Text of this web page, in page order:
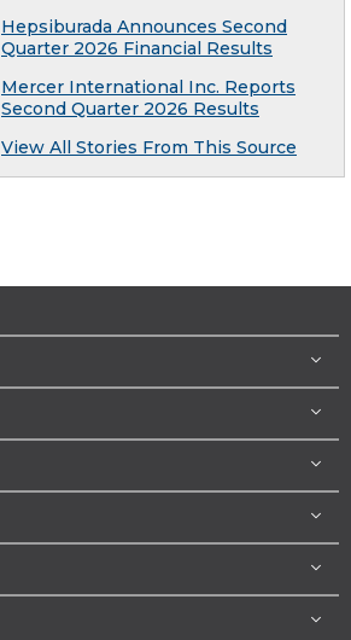
Hepsiburada Announces Second
Quarter 2026 Financial Results
Mercer International Inc. Reports
Second Quarter 2026 Results
View All Stories From This Source